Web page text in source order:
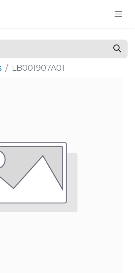
LB001907A01